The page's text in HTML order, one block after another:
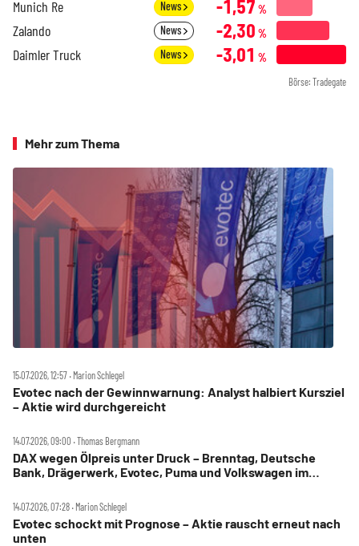
Munich Re News -1,57 %
Zalando News -2,30 %
Daimler Truck News -3,01 %
Börse: Tradegate
Mehr zum Thema
15.07.2026, 12:57 ‧ Marion Schlegel
Evotec nach der Gewinnwarnung: Analyst halbiert Kursziel
– Aktie wird durchgereicht
14.07.2026, 09:00 ‧ Thomas Bergmann
DAX wegen Ölpreis unter Druck – Brenntag, Deutsche
Bank, Drägerwerk, Evotec, Puma und Volkswagen im
14.07.2026, 07:28 ‧ Marion Schlegel
Evotec schockt mit Prognose – Aktie rauscht erneut nach
unten